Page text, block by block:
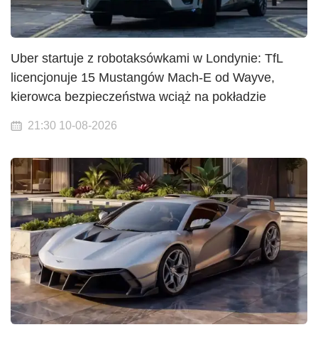
Uber startuje z robotaksówkami w Londynie: TfL
licencjonuje 15 Mustangów Mach-E od Wayve,
kierowca bezpieczeństwa wciąż na pokładzie
21:30 10-08-2026